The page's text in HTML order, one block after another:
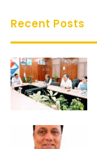
Recent Posts